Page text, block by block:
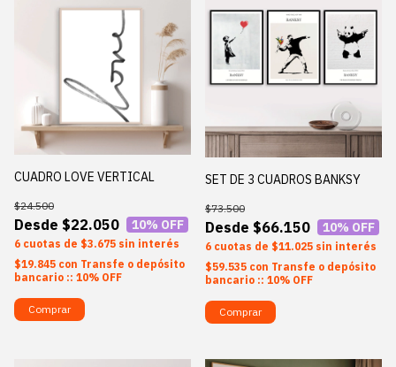
CUADRO LOVE VERTICAL
$22.050
$24.500
10% OFF
6 $3.675 sin interés
$19.845 con Transfe o depósito
bancario :: 10% OFF
Comprar
SET DE 3 CUADROS BANKSY
$66.150
$73.500
10% OFF
6 $11.025 sin interés
$59.535 con Transfe o depósito
bancario :: 10% OFF
Comprar